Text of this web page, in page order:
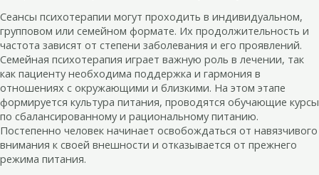
Сеансы психотерапии могут проходить в индивидуальном,
групповом или семейном формате. Их продолжительность и
частота зависят от степени заболевания и его проявлений.
Семейная психотерапия играет важную роль в лечении, так
как пациенту необходима поддержка и гармония в
отношениях с окружающими и близкими. На этом этапе
формируется культура питания, проводятся обучающие курсы
по сбалансированному и рациональному питанию.
Постепенно человек начинает освобождаться от навязчивого
внимания к своей внешности и отказывается от прежнего
режима питания.